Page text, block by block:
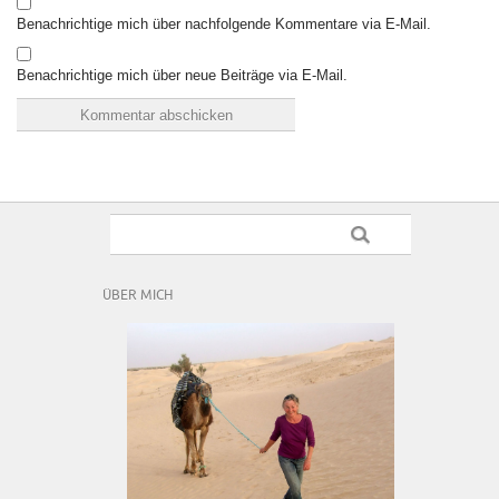
Benachrichtige mich über nachfolgende Kommentare via E-Mail.
Benachrichtige mich über neue Beiträge via E-Mail.
ÜBER MICH